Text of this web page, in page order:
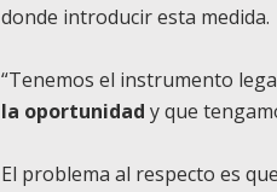
donde introducir esta medida.
“Tenemos el instrumento
la oportunidad y que
El problema al respecto es